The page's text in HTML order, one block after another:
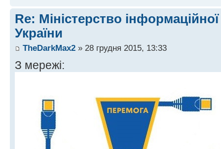
Re: Міністерство
України
TheDarkMax2 » 28 грудня 2015, 13:33
З мережі: